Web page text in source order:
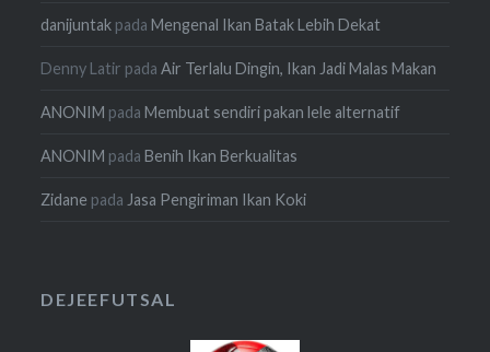
danijuntak padaMengenal Ikan Batak Lebih Dekat
Denny Latir padaAir Terlalu Dingin, Ikan Jadi Malas Makan
ANONIM padaMembuat sendiri pakan lele alternatif
ANONIM padaBenih Ikan Berkualitas
Zidane pada Jasa Pengiriman Ikan Koki
DEJEEFUTSAL